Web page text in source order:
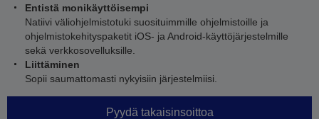
Entistä monikäyttöisempi
Natiivi väliohjelmistotuki suosituimmille ohjelmistoille ja
ohjelmistokehityspaketit iOS- ja Android-käyttöjärjestelmille
sekä verkkosovelluksille.
Liittäminen
Sopii saumattomasti nykyisiin järjestelmiisi.
Pyydä takaisinsoittoa